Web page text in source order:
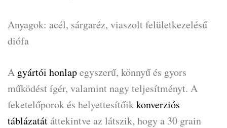
Anyagok: acél, sárgaréz, viaszolt felületkezelésű
diófa
A gyártói honlapegyszerű, könnyű és gyors
működést ígér, valamint nagy teljesítményt. A
feketelőporok és helyettesítőikkonverziós
táblázatátáttekintve az látszik, hogy a 30 grain